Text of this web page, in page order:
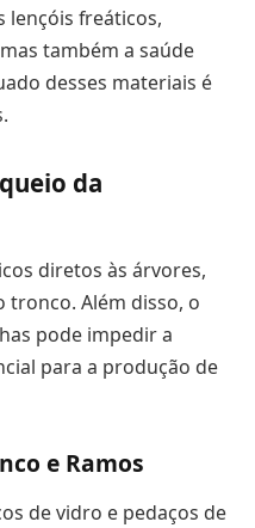
lençóis freáticos,
também a saúde
desses materiais é
da
diretos às árvores,
tronco. Além disso, o
pode impedir a
para a produção de
e Ramos
de vidro e pedaços de